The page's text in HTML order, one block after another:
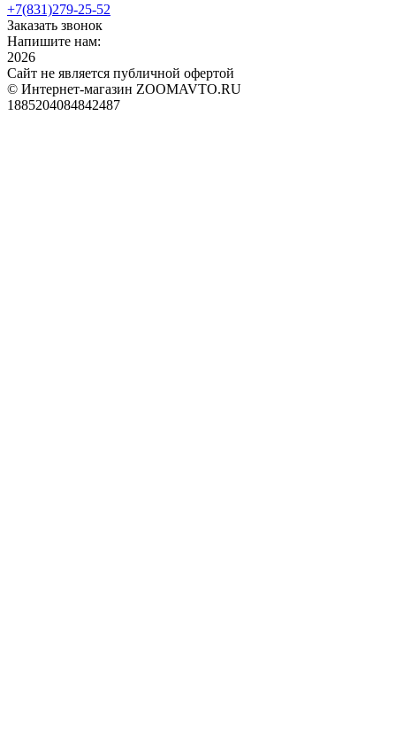
+7(831)279-25-52
Заказать звонок
Напишите нам:
2026
Сайт не является публичной офертой
© Интернет-магазин ZOOMAVTO.RU
1885204084842487